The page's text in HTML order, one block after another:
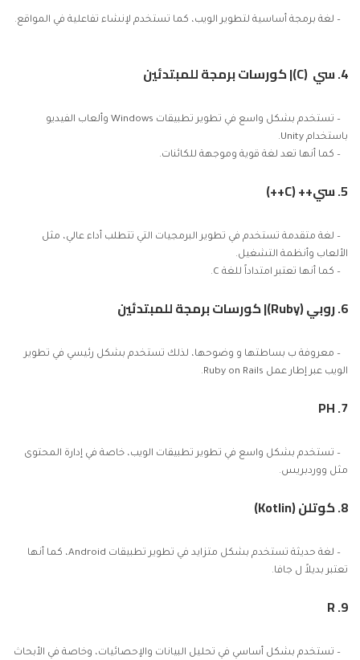
– لغة برمجة أساسية لتطوير الويب، كما تستخدم لإنشاء تفاعلية في المواقع.
4. سي (C)| كورسات برمجة للمبتدئين
– تستخدم بشكل واسع في تطوير تطبيقات Windows وألعاب الفيديو
باستخدام Unity.
– كما أنها تعد لغة قوية وموجهة للكائنات.
5. سي++ (C++)
– لغة متقدمة تستخدم في تطوير البرمجيات التي تتطلب أداء عالي، مثل
الألعاب وأنظمة التشغيل.
– كما أنها تعتبر امتداداً للغة C.
6. روبي (Ruby)| كورسات برمجة للمبتدئين
– معروفة ب بساطتها و وضوحها، لذلك تستخدم بشكل رئيسي في تطوير
الويب عبر إطار عمل Ruby on Rails.
7. PH
– تستخدم بشكل واسع في تطوير تطبيقات الويب، خاصة في إدارة المحتوى
مثل ووردبريس.
8. كوتلن (Kotlin)
– لغة حديثة تستخدم بشكل متزايد في تطوير تطبيقات Android، كما أنها
تعتبر بديلاً ل جافا.
9. R
– تستخدم بشكل أساسي في تحليل البيانات والإحصائيات، وخاصة في الأبحاث